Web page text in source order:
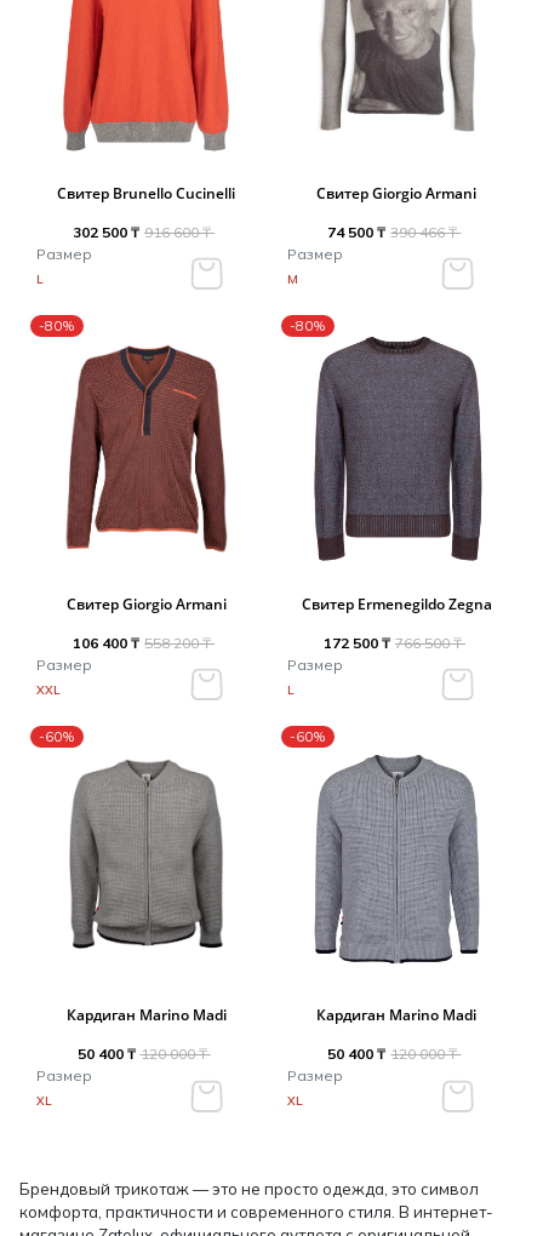
Свитер Brunello Cucinelli
302 500 ₸ 916 600 ₸
Размер
L
Свитер Giorgio Armani
74 500 ₸ 390 466 ₸
Размер
M
-80%
Свитер Giorgio Armani
106 400 ₸ 558 200 ₸
Размер
XXL
-80%
Свитер Ermenegildo Zegna
172 500 ₸ 766 500 ₸
Размер
L
-60%
Кардиган Marino Madi
50 400 ₸ 120 000 ₸
Размер
XL
-60%
Кардиган Marino Madi
50 400 ₸ 120 000 ₸
Размер
XL
Брендовый трикотаж — это не просто одежда, это символ
комфорта, практичности и современного стиля. В интернет-